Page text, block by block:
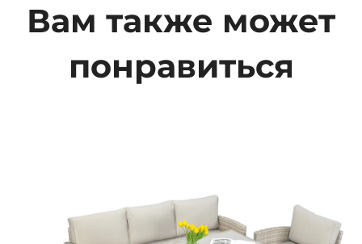
Вам также может
понравиться